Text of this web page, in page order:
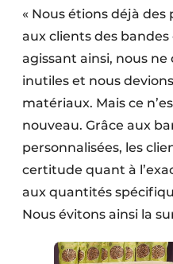
« Nous étions déjà
aux clients des
agissant ainsi, nous
inutiles et nous
matériaux. Mais ce
nouveau. Grâce aux
personnalisées, les
certitude quant à
aux quantités
Nous évitons ainsi la